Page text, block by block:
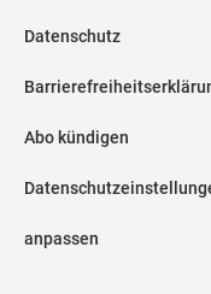
Datenschutz
Abo kündigen
anpassen